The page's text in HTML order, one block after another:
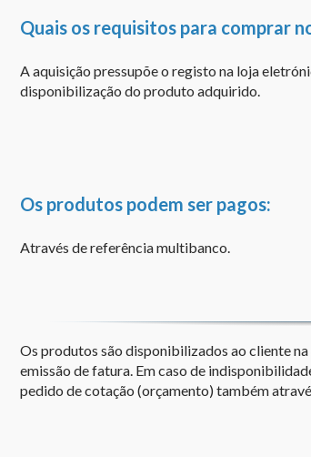
Quais os requisitos para comprar
A aquisição pressupõe o registo na loja
disponibilização do produto adquirido.
Os produtos podem ser pagos:
Através de referência multibanco.
Os produtos são disponibilizados ao cliente
emissão de fatura. Em caso de
pedido de cotação (orçamento) também